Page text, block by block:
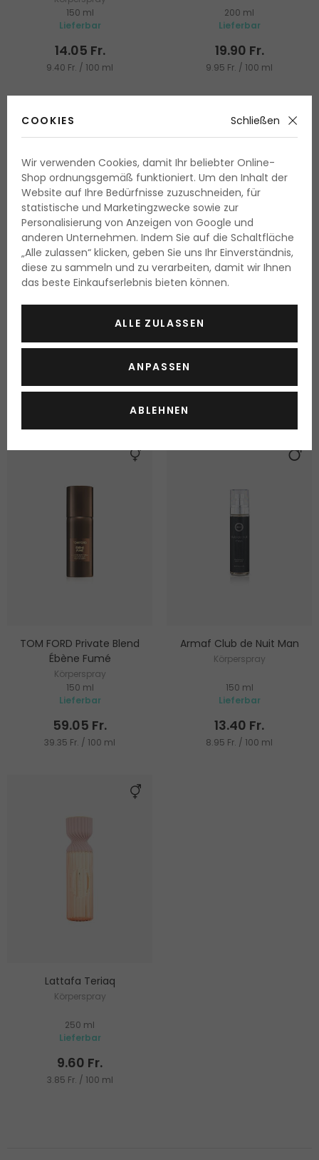
150 ml
Lieferbar
14.05 Fr.
9.40 Fr. / 100 ml
200 ml
Lieferbar
19.90 Fr.
9.95 Fr. / 100 ml
Fila Black
250 ml
13.60 Fr.
Lattafa Ana Abiyedh
150 ml
15.90 Fr.
TOM FORD Private Blend
Ébène Fumé
Körperspray
150 ml
Lieferbar
59.05 Fr.
39.35 Fr. / 100 ml
Armaf Club de Nuit Man
Körperspray
150 ml
Lieferbar
13.40 Fr.
8.95 Fr. / 100 ml
Lattafa Teriaq
Körperspray
250 ml
Lieferbar
9.60 Fr.
3.85 Fr. / 100 ml
COOKIES Schließen
Wir verwenden Cookies, damit Ihr beliebter Online-
Shop ordnungsgemäß funktioniert. Um den Inhalt der
Website auf Ihre Bedürfnisse zuzuschneiden, für
statistische und Marketingzwecke sowie zur
Personalisierung von Anzeigen von Google und
anderen Unternehmen. Indem Sie auf die Schaltfläche
„Alle zulassen“ klicken, geben Sie uns Ihr Einverständnis,
diese zu sammeln und zu verarbeiten, damit wir Ihnen
das beste Einkaufserlebnis bieten können.
ALLE ZULASSEN
ANPASSEN
ABLEHNEN